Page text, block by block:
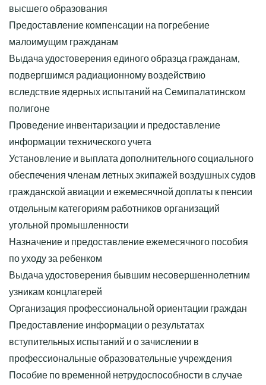
высшего образования
Предоставление компенсации на погребение
малоимущим гражданам
Выдача удостоверения единого образца гражданам,
подвергшимся радиационному воздействию
вследствие ядерных испытаний на Семипалатинском
полигоне
Проведение инвентаризации и предоставление
информации технического учета
Установление и выплата дополнительного социального
обеспечения членам летных экипажей воздушных судов
гражданской авиации и ежемесячной доплаты к пенсии
отдельным категориям работников организаций
угольной промышленности
Назначение и предоставление ежемесячного пособия
по уходу за ребенком
Выдача удостоверения бывшим несовершеннолетним
узникам концлагерей
Организация профессиональной ориентации граждан
Предоставление информации о результатах
вступительных испытаний и о зачислении в
профессиональные образовательные учреждения
Пособие по временной нетрудоспособности в случае